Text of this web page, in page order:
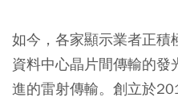
如今，各家顯示業者正積
資料中心晶片間傳輸的
進的雷射傳輸。創立於